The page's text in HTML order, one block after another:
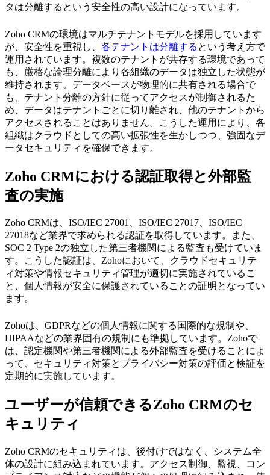
タは分離するという安全性の高い設計になっています。
Zoho CRMの環境はマルチテナントモデルを採用しています
が、安全性を重視し、 各テナントは分離する という考え方で
運用されています。複数のテナントが共存する環境であって
も、厳格な論理分離により各組織のデータは独立した状態が
維持されます。データベースが物理的に共有される場合で
も、テナント分離の方針に従ってアクセスが制御されるた
め、データはテナントごとに切り離され、他のテナントから
アクセスされることはありません。こうした運用により、各
組織はクラウドとしての高い拡張性を生かしつつ、強固なデ
ータセキュリティを確保できます。
Zoho CRMにおける認証取得と外部監
査の実施
Zoho CRMは、ISO/IEC 27001、ISO/IEC 27017、ISO/IEC
27018など業界で求められる認証を取得しています。また、
SOC 2 Type 2の独立した第三者機関による監査も受けていま
す。こうした認証は、Zohoにおいて、クラウドセキュリテ
ィ対策や情報セキュリティ管理が適切に実施されているこ
と、個人情報が安全に保護されていることの証明となってい
ます。
Zohoは、GDPRなどの個人情報に関する国際的な規制や、
HIPAAなどの業界固有の規制にも準拠しています。Zohoで
は、認定機関や第三者機関による外部監査を受けることによ
って、セキュリティ対策とプライバシー対策の評価と検証を
定期的に実施しています。
ユーザーが信頼できるZoho CRMのセ
キュリティ
Zoho CRMのセキュリティは、後付けではなく、システム全
体の設計に組み込まれています。アクセス制御、監視、コン